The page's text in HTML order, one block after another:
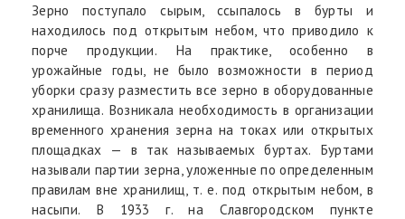
Зерно поступало сырым, ссыпалось в бурты и
находилось под открытым небом, что приводило к
порче продукции. На практике, особенно в
урожайные годы, не было возможности в период
уборки сразу разместить все зерно в оборудованные
хранилища. Возникала необходимость в организации
временного хранения зерна на токах или открытых
площадках — в так называемых буртах. Буртами
называли партии зерна, уложенные по определенным
правилам вне хранилищ, т. е. под открытым небом, в
насыпи. В 1933 г. на Славгородском пункте